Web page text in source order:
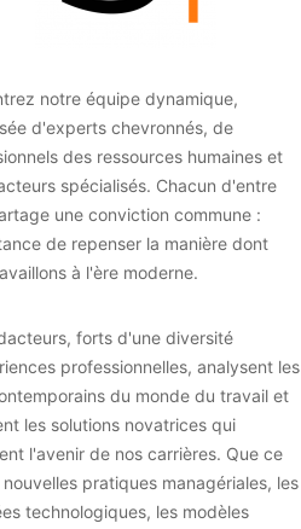
notre équipe dynamique,
d'experts chevronnés, de
des ressources humaines et
spécialisés. Chacun d'entre
une conviction commune :
de repenser la manière dont
à l'ère moderne.
forts d'une diversité
professionnelles, analysent les
du monde du travail et
les solutions novatrices qui
l'avenir de nos carrières. Que ce
nouvelles pratiques managériales, les
technologiques, les modèles